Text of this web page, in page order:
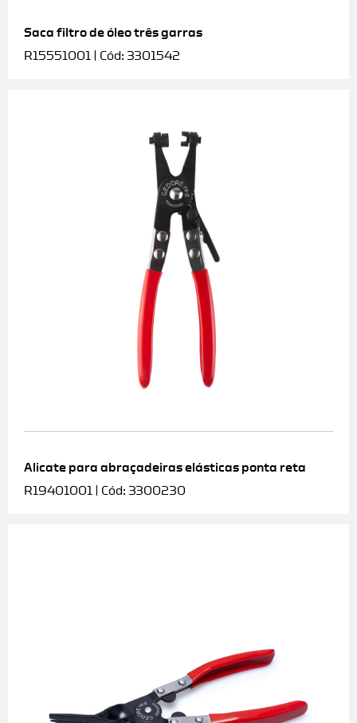
Saca filtro de óleo três garras
R15551001 | Cód: 3301542
Alicate para abraçadeiras elásticas ponta reta
R19401001 | Cód: 3300230